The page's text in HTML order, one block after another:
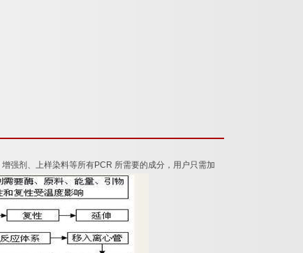
增强剂、上样染料等所有PCR 所需要的成分，用户只需加